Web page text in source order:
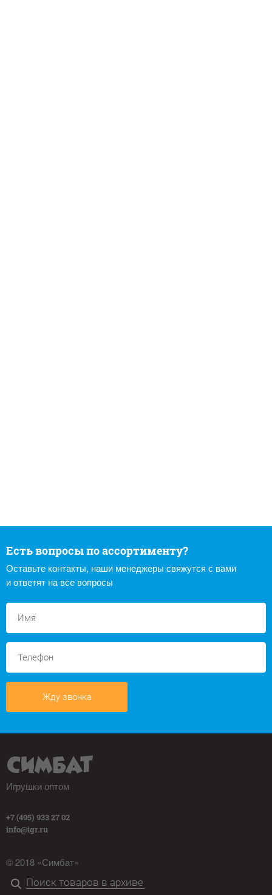
Есть вопросы по ассортименту?
Оставьте контакты, наши менеджеры свяжутся с вами
и ответят на все вопросы
Жду звонка
Игрушки оптом
+7 (495) 933 27 02
info@igr.ru
© 2018 «Симбат»